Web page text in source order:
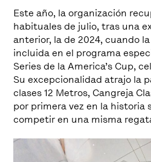
Este año, la organización
habituales de julio, tras una
anterior, la de 2024, cuando
incluida en el programa
Series de la America’s Cup,
Su excepcionalidad atrajo la
clases 12 Metros, Cangreja
por primera vez en la historia
competir en una misma